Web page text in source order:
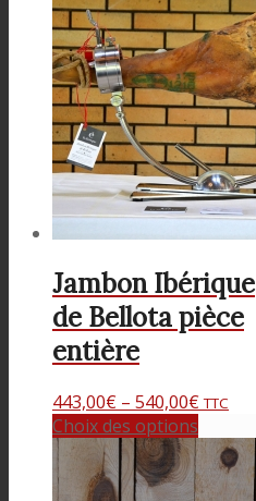
Jambon Ibérique
de Bellota pièce
entière
443,00€ – 540,00€ TTC
Choix des options